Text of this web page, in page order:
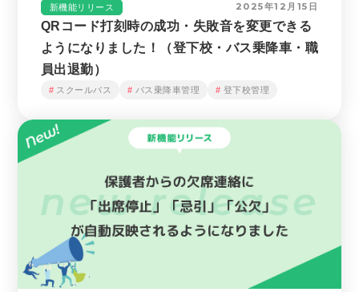
新機能リリース 2025年12月15日
QRコード打刻時の成功・失敗音を変更できる
ようになりました！（登下校・バス乗降車・職
員出退勤）
スクールバス バス乗降車管理 登下校管理